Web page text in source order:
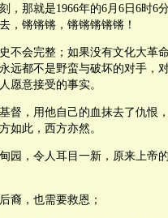
，那就是1966年的6月6日6时6
，锵锵锵，锵锵锵锵锵！
不会完整；如果没有文化大革
远都不是野蛮与破坏的对手，
愿意接受的事实。
督，用他自己的血抹去了仇恨
如此，西方亦然。
园，令人耳目一新，原来上帝
裔，也需要救恩；